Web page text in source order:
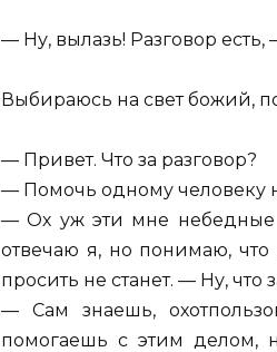
— Ну, вылазь! Разговор
Выбираюсь на свет божий,
— Привет. Что за разговор?
— Помочь одному человеку
— Ох уж эти мне небедные
отвечаю я, но понимаю, что
просить не станет. — Ну, что
— Сам знаешь,
помогаешь с этим делом,